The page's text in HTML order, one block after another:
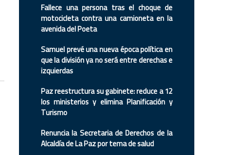
Fallece una persona tras el choque de
motocicleta contra una camioneta en la
avenida del Poeta
Samuel prevé una nueva época política en
que la división ya no será entre derechas e
izquierdas
Paz reestructura su gabinete: reduce a 12
los ministerios y elimina Planificación y
Turismo
Renuncia la Secretaria de Derechos de la
Alcaldía de La Paz por tema de salud